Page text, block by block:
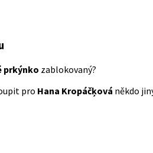
prkýnko zablokovaný?
pro Hana Kropáčķová někdo